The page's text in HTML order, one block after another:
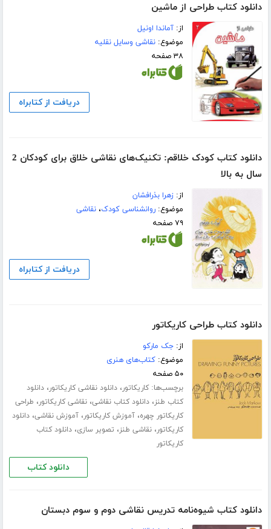
دانلود کتاب طراحی از ماشین
از:آماندا اونیل
موضوع:نقاشی وسایل نقلیه
۳۸ صفحه
دریافت از کتابراه
دانلود کتاب کودک خلاقم: تکنیک‌های نقاشی خلاق برای کودکان 2
سال به بالا
از:زهرا بذرافشان
موضوع:روانشناسی کودک،نقاشی
۷۹ صفحه
دریافت از کتابراه
دانلود کتاب طراحی کاریکاتور
از:جک مارکو
موضوع:کتاب‌های هنری
۵۰ صفحه
برچسب‌ها:کاریکاتور،دانلود نقاشی کاریکاتور،دانلود
کتاب طنز،دانلود کتاب نقاشی،نقاشی کاریکاتور، طراحی
کاریکاتور چهره،آموزش کاریکاتور،آموزش نقاشی،دانلود
کاریکاتور،نقاشی طنز، تصویر سازی،دانلود کتاب
کاریکاتور
دانلود کتاب
دانلود کتاب شیوه‌نامه تدریس نقاشی دوم و سوم دبستان